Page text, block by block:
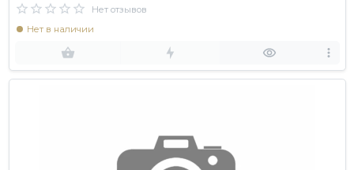
Нет отзывов
Нет в наличии